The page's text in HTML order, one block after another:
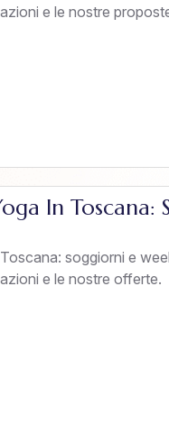
e le nostre
In Toscana:
soggiorni e
e le nostre offerte.